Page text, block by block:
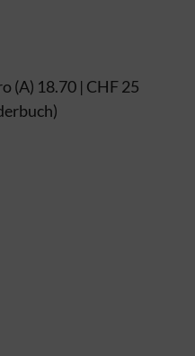
(A) 18.70 | CHF 25